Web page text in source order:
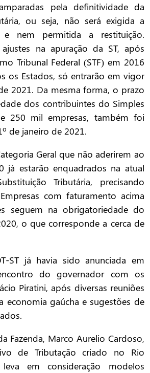
pela definitividade da
ou seja, não será exigida a
e nem permitida a restituição.
na apuração da ST, após
Tribunal Federal (STF) em 2016
os Estados, só entrarão em vigor
2021. Da mesma forma, o prazo
dos contribuintes do Simples
250 mil empresas, também foi
de janeiro de 2021.
Geral que não aderirem ao
já estarão enquadrados na atual
Tributária, precisando
com faturamento acima
seguem na obrigatoriedade do
o que corresponde a cerca de
ST já havia sido anunciada em
do governador com os
Piratini, após diversas reuniões
economia gaúcha e sugestões de
Fazenda, Marco Aurelio Cardoso,
de Tributação criado no Rio
em consideração modelos